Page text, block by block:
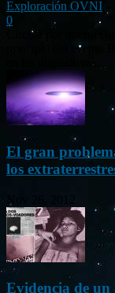
Exploración OVNI
0
Circula por internet
principal del evento
en las diapositivas...
El gran
los
Nov 26, 2012
Evidencia de un